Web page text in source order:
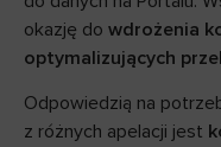
okazję do wdrożenia
optymalizujących
Odpowiedzią na
z różnych apelacji jest